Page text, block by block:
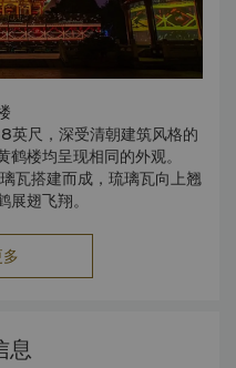
英尺，深受清朝建筑风格的
楼均呈现相同的外观。
瓦搭建而成，琉璃瓦向上翘
展翅飞翔。
这位道士，特建此楼。
观的长江美景和武汉的城市
历史可追溯到明末清初时
息